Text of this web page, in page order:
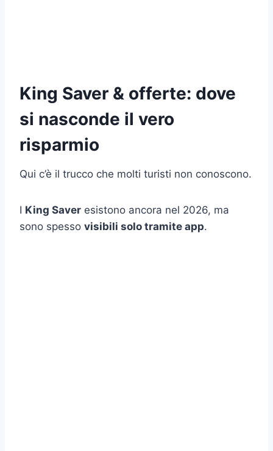
King Saver & offerte: dove
si nasconde il vero
risparmio
Qui c’è il trucco che molti turisti non conoscono.
I King Saver esistono ancora nel 2026, ma
sono spesso visibili solo tramite app.